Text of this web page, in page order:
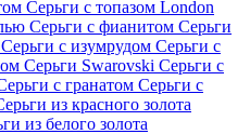
Серьги с топазом London
Серьги с фианитом Серьги
Серьги с изумрудом Серьги с
Серьги Swarovski Серьги с
с гранатом Серьги с
из красного золота
из белого золота